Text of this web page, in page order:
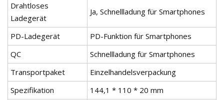
Drahtloses
Ladegerät
Ja, Schnellladung für Smartphones
PD-Ladegerät
PD-Funktion für Smartphones
QC
Schnellladung für Smartphones
Transportpaket
Einzelhandelsverpackung
Spezifikation
144,1 * 110 * 20 mm